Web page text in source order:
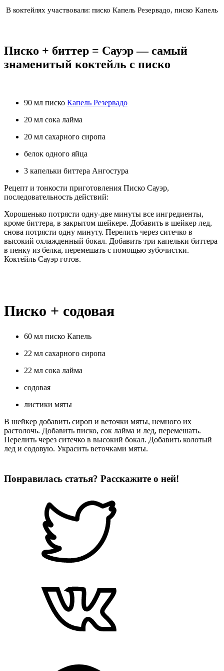
В коктейлях участвовали: писко Капель Резервадо, писко Капель
Писко + биттер = Сауэр — самый
знаменитый коктейль с писко
90 мл писко Капель Резервадо
20 мл сока лайма
20 мл сахарного сиропа
белок одного яйца
3 капельки биттера Ангостура
Рецепт и тонкости приготовления Писко Сауэр,
последовательность действий:
Хорошенько потрясти одну-две минуты все ингредиенты,
кроме биттера, в закрытом шейкере. Добавить в шейкер лед,
снова потрясти одну минуту. Перелить через ситечко в
высокий охлажденный бокал. Добавить три капельки биттера
в пенку из белка, перемешать с помощью зубочистки.
Коктейль Сауэр готов.
Писко + содовая
60 мл писко Капель
22 мл сахарного сиропа
22 мл сока лайма
содовая
листики мяты
В шейкер добавить сироп и веточки мяты, немного их
растолочь. Добавить писко, сок лайма и лед, перемешать.
Перелить через ситечко в высокий бокал. Добавить колотый
лед и содовую. Украсить веточками мяты.
Понравилась статья? Расскажите о ней!